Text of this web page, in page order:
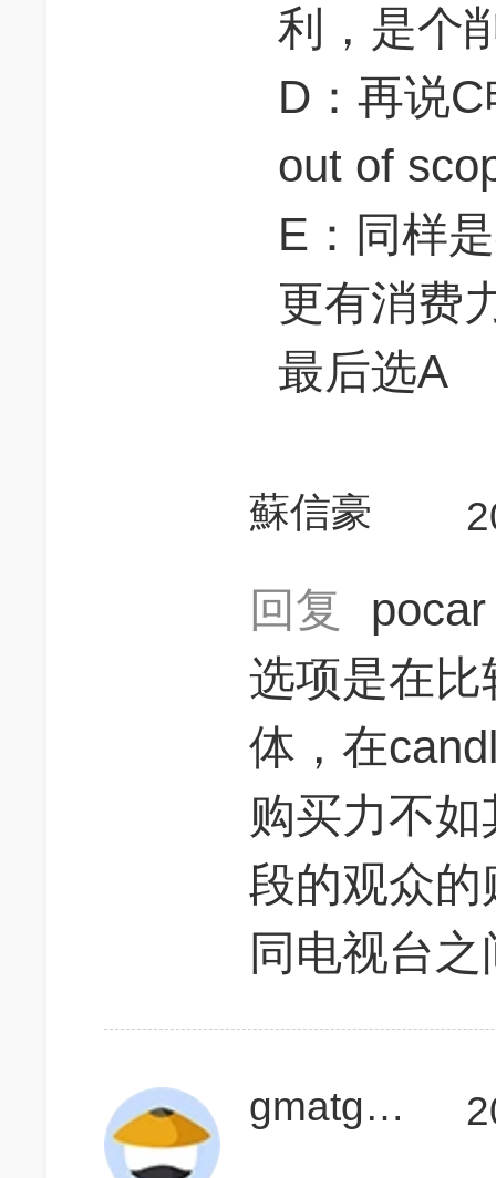
利，是个
D：再说
out of
E：同样
更有消费
最后选A
蘇信豪
回复
选项是在
体，在
购买力不
段的观众
同电视台
gmatgoer